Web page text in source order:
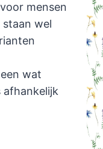
mensen
staan wel
wat
afhankelijk